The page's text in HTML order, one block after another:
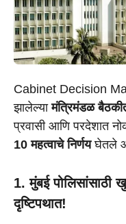
Cabinet Decision
झालेल्यामंत्रिमंडळ
प्रवासी आणि परदेशात
10 महत्वाचे निर्णयघेतले
1. मुंबई
दृष्टिपथात!